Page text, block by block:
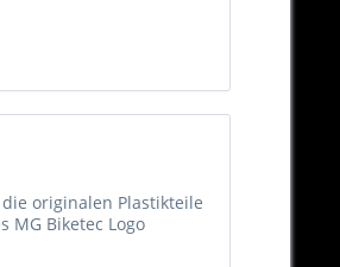
originalen Plastikteile
MG Biketec Logo